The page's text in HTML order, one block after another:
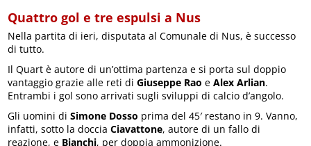
Quattro gol e tre espulsi a Nus
Nella partita di ieri, disputata al Comunale di Nus, è successo
di tutto.
Il Quart è autore di un’ottima partenza e si porta sul doppio
vantaggio grazie alle reti diGiuseppe Rao eAlex Arlian.
Entrambi i gol sono arrivati sugli sviluppi di calcio d’angolo.
Gli uomini diSimone Dosso prima del 45′ restano in 9. Vanno,
infatti, sotto la docciaCiavattone, autore di un fallo di
reazione, e Bianchi, per doppia ammonizione.